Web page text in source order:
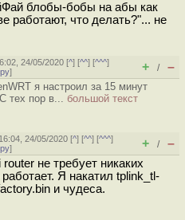
блобы-бобы на абы как
работают, что делать?"... не
24/05/2020 [^] [^^] [^^^]
] + / –
я настроил за 15 минут
тех пор в... большой текст
24/05/2020 [^] [^^] [^^^]
] + / –
не требует никаких
Я накатил tplink_tl-
и чудеса.